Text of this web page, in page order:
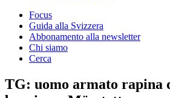
Focus
Guida alla Svizzera
Abbonamento alla newsletter
Chi siamo
Cerca
TG: uomo armato rapina